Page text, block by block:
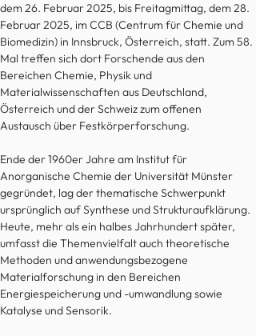
dem 26. Februar 2025, bis Freitagmittag, dem 28.
Februar 2025, im CCB (Centrum für Chemie und
Biomedizin) in Innsbruck, Österreich, statt. Zum 58.
Mal treffen sich dort Forschende aus den
Bereichen Chemie, Physik und
Materialwissenschaften aus Deutschland,
Österreich und der Schweiz zum offenen
Austausch über Festkörperforschung.
Ende der 1960er Jahre am Institut für
Anorganische Chemie der Universität Münster
gegründet, lag der thematische Schwerpunkt
ursprünglich auf Synthese und Strukturaufklärung.
Heute, mehr als ein halbes Jahrhundert später,
umfasst die Themenvielfalt auch theoretische
Methoden und anwendungsbezogene
Materialforschung in den Bereichen
Energiespeicherung und -umwandlung sowie
Katalyse und Sensorik.